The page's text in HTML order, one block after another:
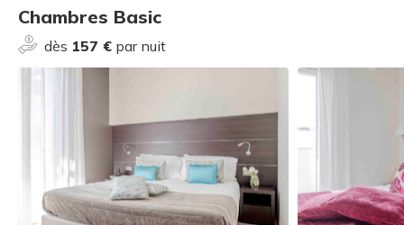
Chambres Basic
dès 157 € par nuit